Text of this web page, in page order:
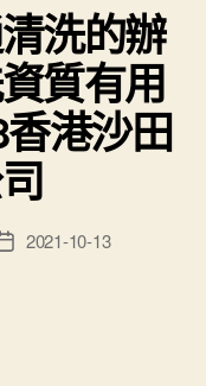
洗的辦
質有用
港沙田
Post2021-10-13